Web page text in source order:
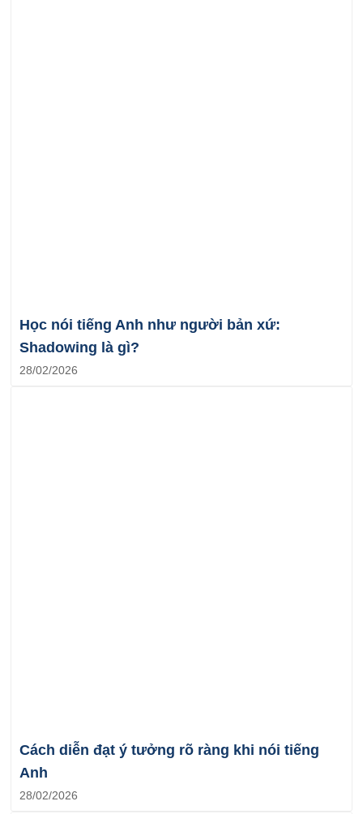
Học nói tiếng Anh như người bản xứ:
Shadowing là gì?
28/02/2026
Cách diễn đạt ý tưởng rõ ràng khi nói tiếng
Anh
28/02/2026